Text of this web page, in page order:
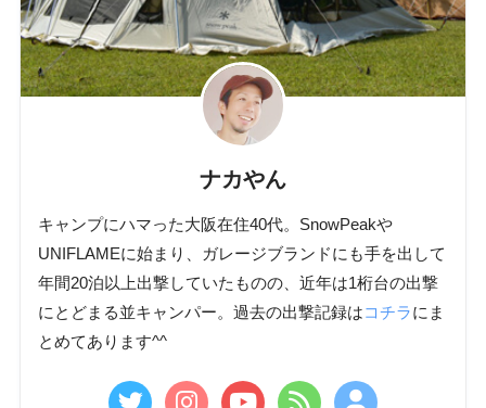
ナカやん
キャンプにハマった大阪在住40代。SnowPeakや
UNIFLAMEに始まり、ガレージブランドにも手を出して
年間20泊以上出撃していたものの、近年は1桁台の出撃
にとどまる並キャンパー。過去の出撃記録はコチラにま
とめてあります^^